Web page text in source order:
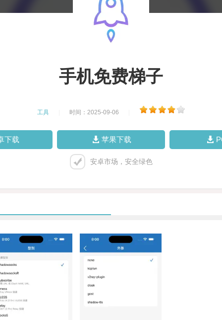
手机免费梯子
工具 时间：2025-09-06
下载 苹果下载
安卓市场，安全绿色